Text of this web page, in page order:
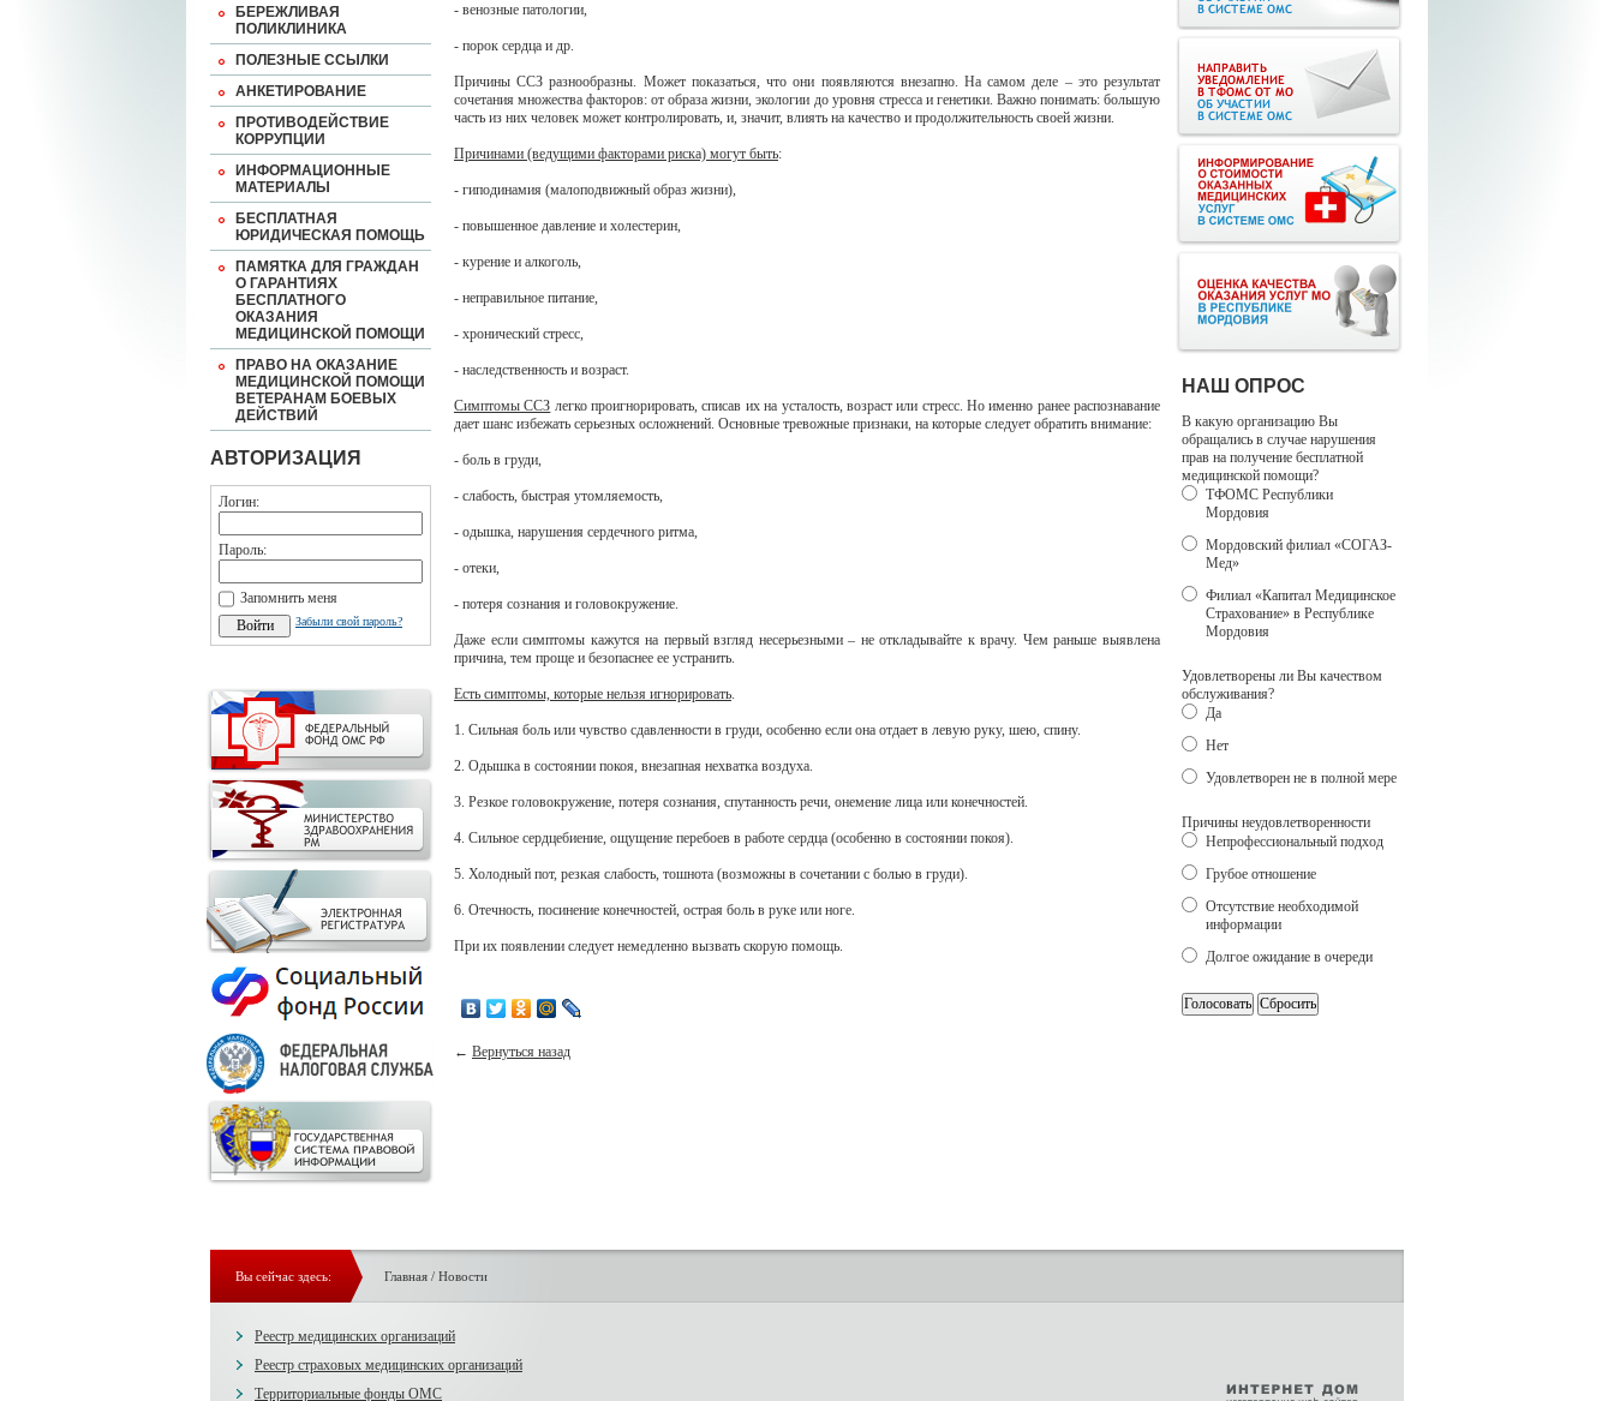
БЕРЕЖЛИВАЯ
ПОЛИКЛИНИКА
ПОЛЕЗНЫЕ ССЫЛКИ
АНКЕТИРОВАНИЕ
ПРОТИВОДЕЙСТВИЕ
КОРРУПЦИИ
ИНФОРМАЦИОННЫЕ
МАТЕРИАЛЫ
БЕСПЛАТНАЯ
ЮРИДИЧЕСКАЯ ПОМОЩЬ
ПАМЯТКА ДЛЯ ГРАЖДАН
О ГАРАНТИЯХ
БЕСПЛАТНОГО
ОКАЗАНИЯ
МЕДИЦИНСКОЙ ПОМОЩИ
ПРАВО НА ОКАЗАНИЕ
МЕДИЦИНСКОЙ ПОМОЩИ
ВЕТЕРАНАМ БОЕВЫХ
ДЕЙСТВИЙ
АВТОРИЗАЦИЯ
Логин:
Пароль:
Запомнить меня
Забыли свой пароль?
- венозные патологии,
- порок сердца и др.
Причины ССЗ разнообразны. Может показаться, что они появляются внезапно. На самом деле – это результат
сочетания множества факторов: от образа жизни, экологии до уровня стресса и генетики. Важно понимать: большую
часть из них человек может контролировать, и, значит, влиять на качество и продолжительность своей жизни.
Причинами (ведущими факторами риска) могут быть:
- гиподинамия (малоподвижный образ жизни),
- повышенное давление и холестерин,
- курение и алкоголь,
- неправильное питание,
- хронический стресс,
- наследственность и возраст.
Симптомы ССЗ легко проигнорировать, списав их на усталость, возраст или стреcc. Но именно ранее распознавание
дает шанс избежать серьезных осложнений. Основные тревожные признаки, на которые следует обратить внимание:
- боль в груди,
- слабость, быстрая утомляемость,
- одышка, нарушения сердечного ритма,
- отеки,
- потеря сознания и головокружение.
Даже если симптомы кажутся на первый взгляд несерьезными – не откладывайте к врачу. Чем раньше выявлена
причина, тем проще и безопаснее ее устранить.
Есть симптомы, которые нельзя игнорировать.
1. Сильная боль или чувство сдавленности в груди, особенно если она отдает в левую руку, шею, спину.
2. Одышка в состоянии покоя, внезапная нехватка воздуха.
3. Резкое головокружение, потеря сознания, спутанность речи, онемение лица или конечностей.
4. Сильное сердцебиение, ощущение перебоев в работе сердца (особенно в состоянии покоя).
5. Холодный пот, резкая слабость, тошнота (возможны в сочетании с болью в груди).
6. Отечность, посинение конечностей, острая боль в руке или ноге.
При их появлении следует немедленно вызвать скорую помощь.
← Вернуться назад
НАШ ОПРОС
В какую организацию Вы
обращались в случае нарушения
прав на получение бесплатной
медицинской помощи?
ТФОМС Республики
Мордовия
Мордовский филиал «СОГАЗ-
Мед»
Филиал «Капитал Медицинское
Страхование» в Республике
Мордовия
Удовлетворены ли Вы качеством
обслуживания?
Да
Нет
Удовлетворен не в полной мере
Причины неудовлетворенности
Непрофессиональный подход
Грубое отношение
Отсутствие необходимой
информации
Долгое ожидание в очереди
Вы сейчас здесь: Главная/ Новости
Реестр медицинских организаций
Реестр страховых медицинских организаций
Территориальные фонды ОМС